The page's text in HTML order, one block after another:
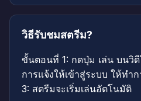
วิธีรับชมสตรีม?
ขั้นตอนที่ 1: กดปุ่ม เล่น บนวิ
การแจ้งให้เข้าสู่ระบบ ให้ทำ
3: สตรีมจะเริ่มเล่นอัตโนมัติ